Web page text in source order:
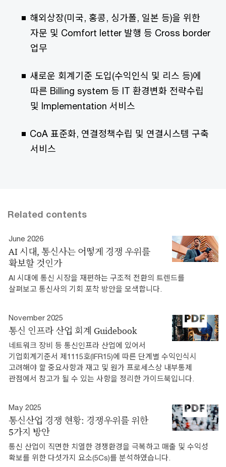
해외상장(미국, 홍콩, 싱가폴, 일본 등)을 위한
자문 및 Comfort letter 발행 등 Cross border
업무
새로운 회계기준 도입(수익인식 및 리스 등)에
따른 Billing system 등 IT 환경변화 전략수립
및 Implementation 서비스
CoA 표준화, 연결정책수립 및 연결시스템 구축
서비스
Related contents
June 2026
AI 시대, 통신사는 어떻게 경쟁 우위를
확보할 것인가
AI 시대에 통신 시장을 재편하는 구조적 전환의 트렌드를
살펴보고 통신사의 기회 포착 방안을 모색합니다.
November 2025
통신 인프라 산업 회계 Guidebook
네트워크 장비 등 통신인프라 산업에 있어서
기업회계기준서 제1115호(IFR15)에 따른 단계별 수익인식시
고려해야 할 중요사항과 재고 및 원가 프로세스상 내부통제
관점에서 참고가 될 수 있는 사항을 정리한 가이드북입니다.
May 2025
통신산업 경쟁 현황: 경쟁우위를 위한
5가지 방안
통신 산업이 직면한 치열한 경쟁환경을 극복하고 매출 및 수익성
확보를 위한 다섯가지 요소(5Cs)를 분석하였습니다.